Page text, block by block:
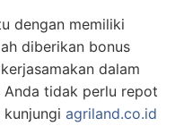
dengan memiliki
diberikan bonus
dalam
Anda tidak perlu repot
agriland.co.id